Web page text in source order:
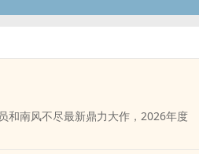
和南风不尽最新鼎力大作，2026年度